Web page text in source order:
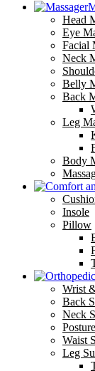
Head
Eye
Facial
Neck
Belly
Back
Leg
Body
Insole
Pillow
Wrist
Back
Neck
Waist
Leg